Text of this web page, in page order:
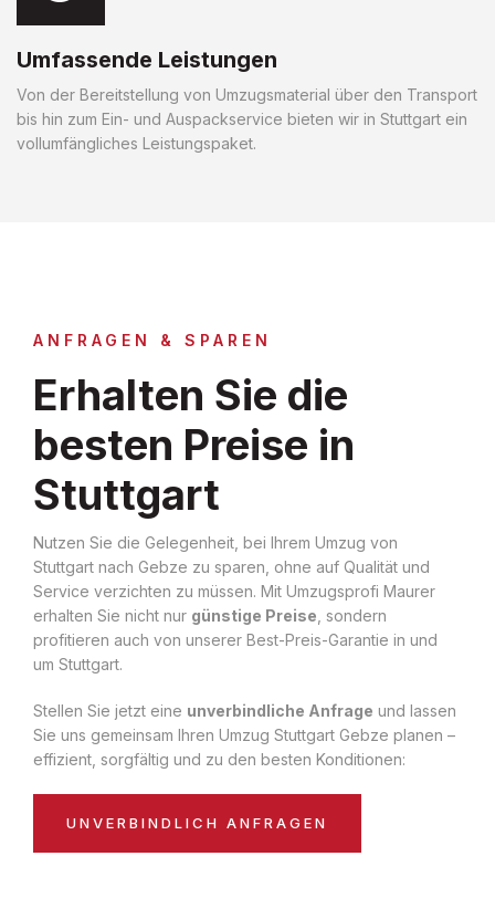
Umfassende Leistungen
Von der Bereitstellung von Umzugsmaterial über den Transport
bis hin zum Ein- und Auspackservice bieten wir in Stuttgart ein
vollumfängliches Leistungspaket.
ANFRAGEN & SPAREN
Erhalten Sie die
besten Preise in
Stuttgart
Nutzen Sie die Gelegenheit, bei Ihrem Umzug von
Stuttgart nach Gebze zu sparen, ohne auf Qualität und
Service verzichten zu müssen. Mit Umzugsprofi Maurer
erhalten Sie nicht nur günstige Preise , sondern
profitieren auch von unserer Best-Preis-Garantie in und
um Stuttgart.
Stellen Sie jetzt eine unverbindliche Anfrage und lassen
Sie uns gemeinsam Ihren Umzug Stuttgart Gebze planen –
effizient, sorgfältig und zu den besten Konditionen:
UNVERBINDLICH ANFRAGEN